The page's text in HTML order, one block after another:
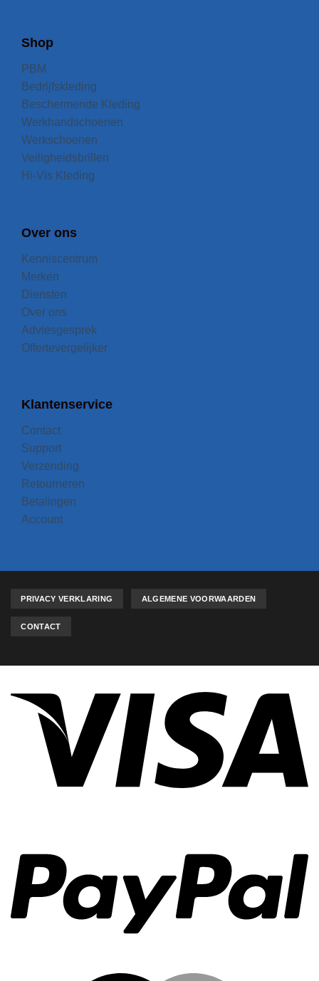
Shop
PBM
Bedrijfskleding
Beschermende Kleding
Werkhandschoenen
Werkschoenen
Veiligheidsbrillen
Hi-Vis Kleding
Over ons
Kenniscentrum
Merken
Diensten
Over ons
Adviesgesprek
Offertevergelijker
Klantenservice
Contact
Support
Verzending
Retourneren
Betalingen
Account
PRIVACY VERKLARING ALGEMENE VOORWAARDEN
CONTACT